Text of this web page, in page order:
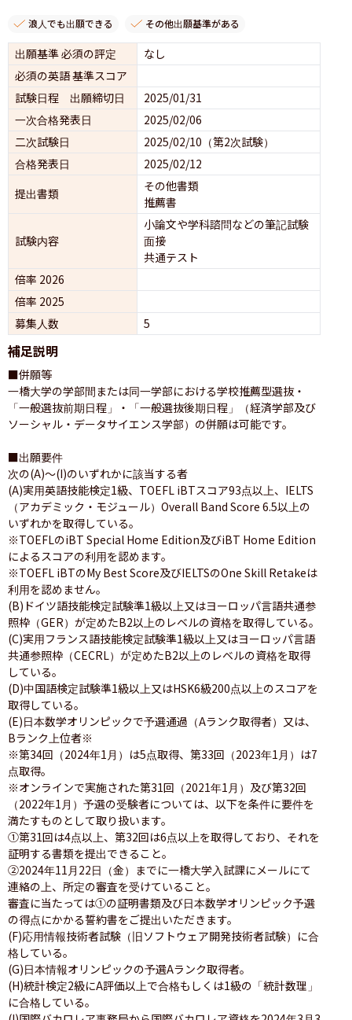
浪人でも出願できる その他出願基準がある
出願基準 必須の評定
なし
必須の英語 基準スコア
試験日程 出願締切日
2025/01/31
一次合格発表日
2025/02/06
二次試験日
2025/02/10（第2次試験）
合格発表日
2025/02/12
提出書類
その他書類
推薦書
試験内容
小論文や学科諮問などの筆記試験
面接
共通テスト
倍率 2026
倍率 2025
募集人数
5
補足説明
■併願等
一橋大学の学部間または同一学部における学校推薦型選抜・
「一般選抜前期日程」・「一般選抜後期日程」（経済学部及び
ソーシャル・データサイエンス学部）の併願は可能です。
■出願要件
次の(A)〜(I)のいずれかに該当する者
(A)実用英語技能検定1級、TOEFL iBTスコア93点以上、IELTS
（アカデミック・モジュール）Overall Band Score 6.5以上の
いずれかを取得している。
※TOEFLのiBT Special Home Edition及びiBT Home Edition
によるスコアの利用を認めます。
※TOEFL iBTのMy Best Score及びIELTSのOne Skill Retakeは
利用を認めません。
(B)ドイツ語技能検定試験準1級以上又はヨーロッパ言語共通参
照枠（GER）が定めたB2以上のレベルの資格を取得している。
(C)実用フランス語技能検定試験準1級以上又はヨーロッパ言語
共通参照枠（CECRL）が定めたB2以上のレベルの資格を取得
している。
(D)中国語検定試験準1級以上又はHSK6級200点以上のスコアを
取得している。
(E)日本数学オリンピックで予選通過（Aランク取得者）又は、
Bランク上位者※
※第34回（2024年1月）は5点取得、第33回（2023年1月）は7
点取得。
※オンラインで実施された第31回（2021年1月）及び第32回
（2022年1月）予選の受験者については、以下を条件に要件を
満たすものとして取り扱います。
①第31回は4点以上、第32回は6点以上を取得しており、それを
証明する書類を提出できること。
②2024年11月22日（金）までに一橋大学入試課にメールにて
連絡の上、所定の審査を受けていること。
審査に当たっては①の証明書類及び日本数学オリンピック予選
の得点にかかる誓約書をご提出いただきます。
(F)応用情報技術者試験（旧ソフトウェア開発技術者試験）に合
格している。
(G)日本情報オリンピックの予選Aランク取得者。
(H)統計検定2級にA評価以上で合格もしくは1級の「統計数理」
に合格している。